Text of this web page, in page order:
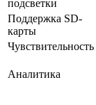
подсветки
Поддержка SD-
карты
Чувствительность
Аналитика